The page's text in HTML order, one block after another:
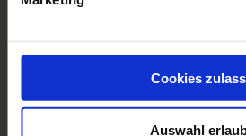
Cookies
Auswahl
Ihnen das Versandmaterial
Kontaktieren Sie uns noch